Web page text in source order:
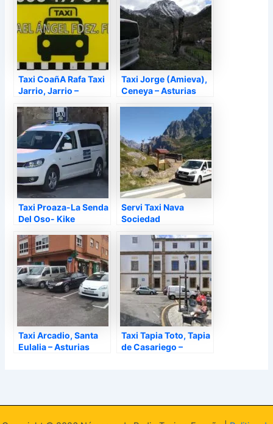
Taxi CoañA Rafa Taxi
Jarrio, Jarrio –
Taxi Jorge (Amieva),
Ceneya – Asturias
Taxi Proaza-La Senda
Del Oso- Kike
Asturias
Servi Taxi Nava
Sociedad
Asturias
Taxi Arcadio, Santa
Eulalia – Asturias
Taxi Tapia Toto, Tapia
de Casariego –